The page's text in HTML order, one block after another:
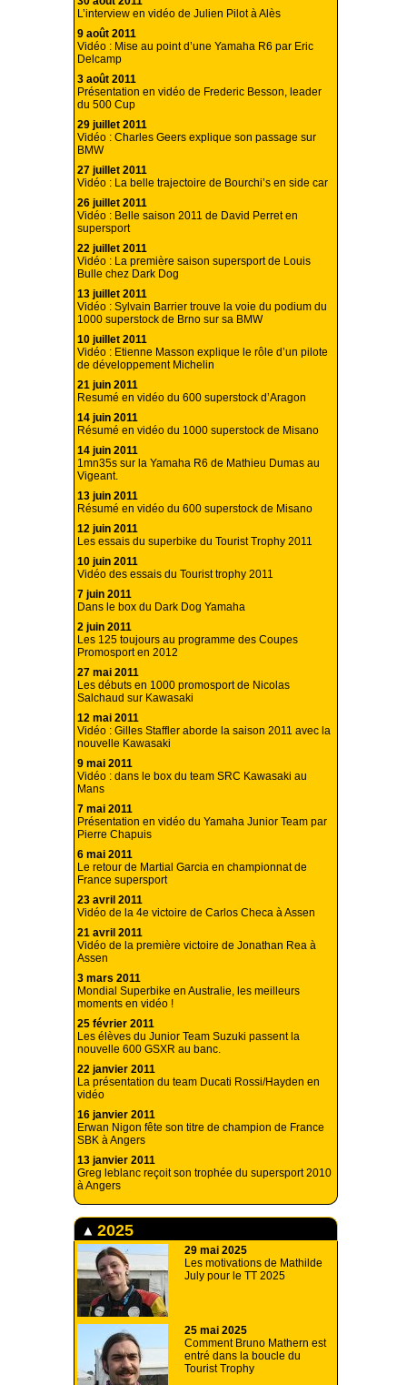
L’interview en vidéo de Julien Pilot à Alès
9 août 2011
Vidéo : Mise au point d’une Yamaha R6 par Eric
Delcamp
3 août 2011
Présentation en vidéo de Frederic Besson, leader
du 500 Cup
29 juillet 2011
Vidéo : Charles Geers explique son passage sur
BMW
27 juillet 2011
Vidéo : La belle trajectoire de Bourchi’s en side car
26 juillet 2011
Vidéo : Belle saison 2011 de David Perret en
supersport
22 juillet 2011
Vidéo : La première saison supersport de Louis
Bulle chez Dark Dog
13 juillet 2011
Vidéo : Sylvain Barrier trouve la voie du podium du
1000 superstock de Brno sur sa BMW
10 juillet 2011
Vidéo : Etienne Masson explique le rôle d’un pilote
de développement Michelin
21 juin 2011
Resumé en vidéo du 600 superstock d’Aragon
14 juin 2011
Résumé en vidéo du 1000 superstock de Misano
14 juin 2011
1mn35s sur la Yamaha R6 de Mathieu Dumas au
Vigeant.
13 juin 2011
Résumé en vidéo du 600 superstock de Misano
12 juin 2011
Les essais du superbike du Tourist Trophy 2011
10 juin 2011
Vidéo des essais du Tourist trophy 2011
7 juin 2011
Dans le box du Dark Dog Yamaha
2 juin 2011
Les 125 toujours au programme des Coupes
Promosport en 2012
27 mai 2011
Les débuts en 1000 promosport de Nicolas
Salchaud sur Kawasaki
12 mai 2011
Vidéo : Gilles Staffler aborde la saison 2011 avec la
nouvelle Kawasaki
9 mai 2011
Vidéo : dans le box du team SRC Kawasaki au
Mans
7 mai 2011
Présentation en vidéo du Yamaha Junior Team par
Pierre Chapuis
6 mai 2011
Le retour de Martial Garcia en championnat de
France supersport
23 avril 2011
Vidéo de la 4e victoire de Carlos Checa à Assen
21 avril 2011
Vidéo de la première victoire de Jonathan Rea à
Assen
3 mars 2011
Mondial Superbike en Australie, les meilleurs
moments en vidéo !
25 février 2011
Les élèves du Junior Team Suzuki passent la
nouvelle 600 GSXR au banc.
22 janvier 2011
La présentation du team Ducati Rossi/Hayden en
vidéo
16 janvier 2011
Erwan Nigon fête son titre de champion de France
SBK à Angers
13 janvier 2011
Greg leblanc reçoit son trophée du supersport 2010
à Angers
2025
29 mai 2025
Les motivations de Mathilde
July pour le TT 2025
25 mai 2025
Comment Bruno Mathern est
entré dans la boucle du
Tourist Trophy